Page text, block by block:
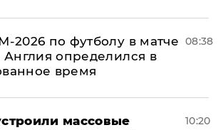
2026 по футболу в матче
Англия определился в
время
08:38
массовые
10:20